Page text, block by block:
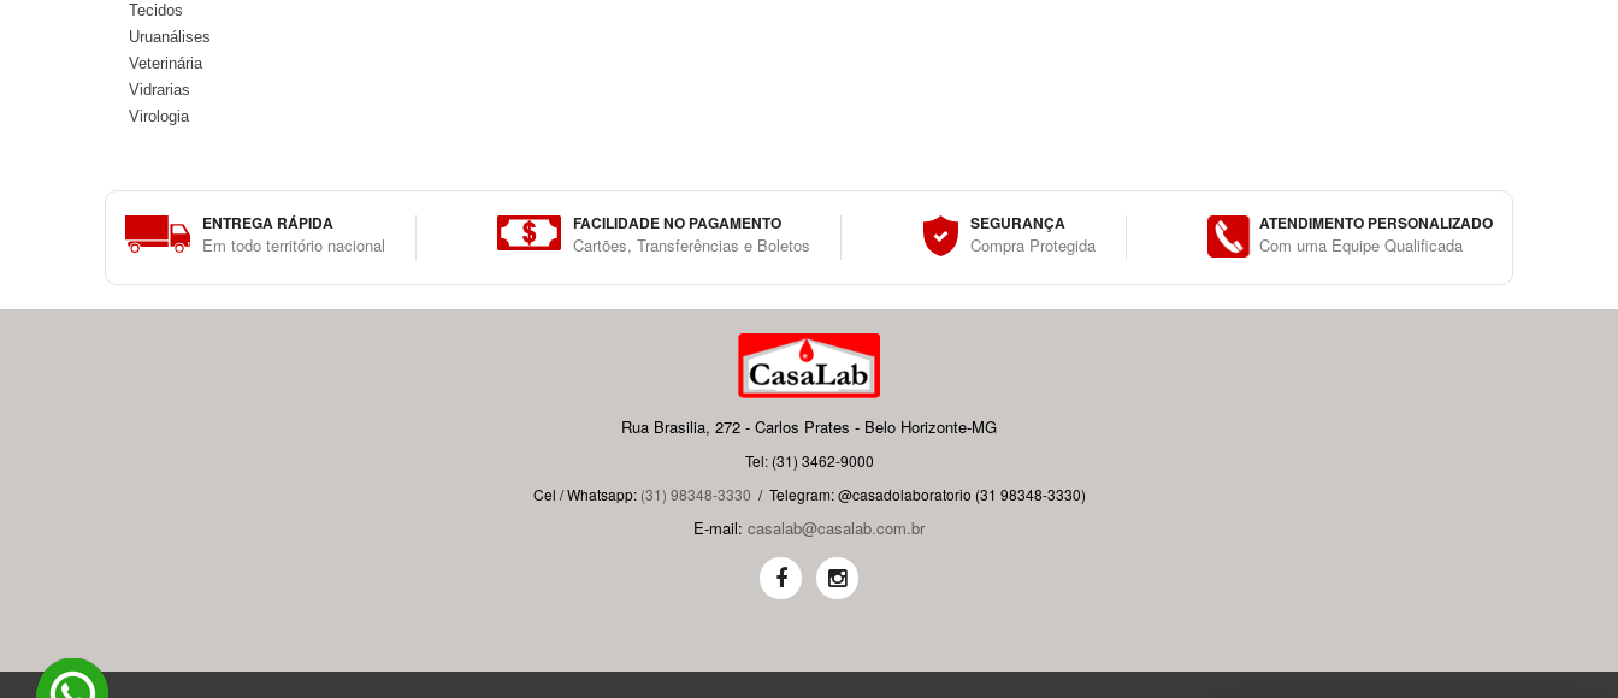
Tecidos
Uruanálises
Veterinária
Vidrarias
Virologia
ENTREGA RÁPIDA
Em todo território nacional
FACILIDADE NO PAGAMENTO
Cartões, Transferências e Boletos
SEGURANÇA
Compra Protegida
ATENDIMENTO PERSONALIZADO
Com uma Equipe Qualificada
Rua Brasilia, 272 - Carlos Prates - Belo Horizonte-MG
Tel: (31) 3462-9000
Cel / Whatsapp: (31) 98348-3330 / Telegram: @casadolaboratorio (31 98348-3330)
E-mail: casalab@casalab.com.br